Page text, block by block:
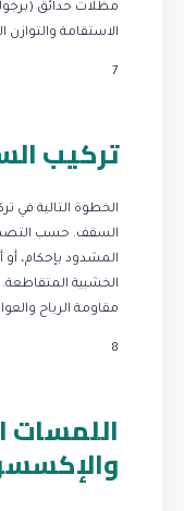
مظلات حدائق
الاستقامة والتوازن
7
تركيب
الخطوة التالية في
المشدود بإحكام، أو
الخشبية
مقاومة الرياح
8
اللمسات